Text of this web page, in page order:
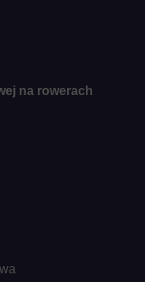
na rowerach